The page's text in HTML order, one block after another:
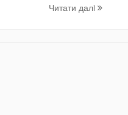
Читати далi